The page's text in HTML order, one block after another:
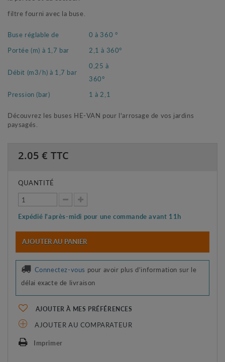
filtre fourni avec la buse.
Buse réglable de
0 à 360 °
Portée (m) à 1,7 bar
2,1 à 360°
Débit (m3/h) à 1,7 bar
0,25 à
360°
Pression (bar)
1 à 2,1
Découvrez les buses HE-VAN pour l'arrosage de vos jardins
paysagés.
2.05 € TTC
QUANTITÉ
Expédié l'après-midi pour une commande avant 11h
AJOUTER AU PANIER
Connectez-vous pour avoir plus d'information sur le
délai exacte de livraison
AJOUTER À MES PRÉFÉRENCES
AJOUTER AU COMPARATEUR
Imprimer